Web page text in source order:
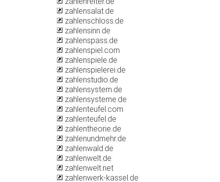
zahlensalat.de
zahlenschloss.de
zahlensinn.de
zahlenspass.de
zahlenspiel.com
zahlenspiele.de
zahlenspielerei.de
zahlenstudio.de
zahlensystem.de
zahlensysteme.de
zahlenteufel.com
zahlenteufel.de
zahlentheorie.de
zahlenundmehr.de
zahlenwald.de
zahlenwelt.de
zahlenwelt.net
zahlenwerk-kassel.de